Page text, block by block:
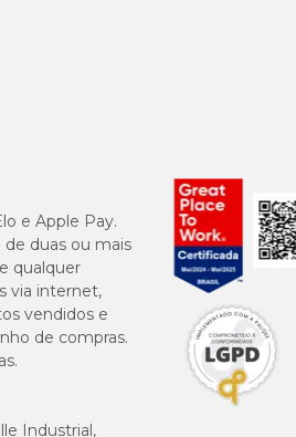
7.000mg/kg
14g/kg
e Apple Pay.
duas ou mais
qualquer
via internet,
vendidos e
de compras.
Industrial,